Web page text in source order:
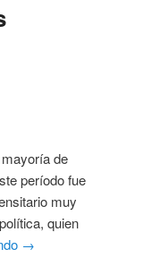
de
período fue
muy
quien
→